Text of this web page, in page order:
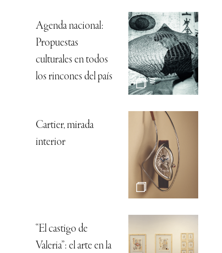
Agenda nacional:
Propuestas
culturales en todos
los rincones del país
Cartier, mirada
interior
“El castigo de
Valeria”: el arte en la